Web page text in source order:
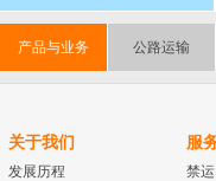
产品与业务 公路运输
关于我们
发展历程
服
禁运